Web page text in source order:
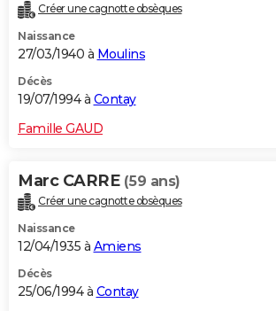
Créer une cagnotte obsèques
Naissance
27/03/1940 à Moulins
Décès
19/07/1994 à Contay
Famille GAUD
Marc CARRE (59 ans)
Créer une cagnotte obsèques
Naissance
12/04/1935 à Amiens
Décès
25/06/1994 à Contay